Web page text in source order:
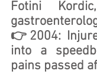
Fotini
👉2004:
into a
pains passed